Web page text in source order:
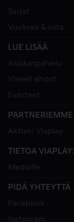
Sarjat
Vuokraa & osta
LUE LISÄÄ
Asiakaspalvelu
Yleiset ehdot
Evästeet
Aktivoi Viaplay
TIETOA
Medialle
PIDÄ YHTEYTTÄ
Facebook
Instagram